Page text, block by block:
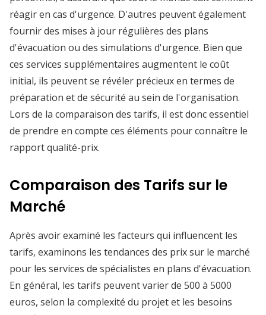
réagir en cas d'urgence. D'autres peuvent également
fournir des mises à jour régulières des plans
d'évacuation ou des simulations d'urgence. Bien que
ces services supplémentaires augmentent le coût
initial, ils peuvent se révéler précieux en termes de
préparation et de sécurité au sein de l'organisation.
Lors de la comparaison des tarifs, il est donc essentiel
de prendre en compte ces éléments pour connaître le
rapport qualité-prix.
Comparaison des Tarifs sur le
Marché
Après avoir examiné les facteurs qui influencent les
tarifs, examinons les tendances des prix sur le marché
pour les services de spécialistes en plans d'évacuation.
En général, les tarifs peuvent varier de 500 à 5000
euros, selon la complexité du projet et les besoins